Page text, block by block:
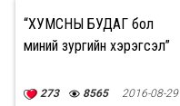
“ХУМСНЫ БУДАГ бол
миний зургийн хэрэгсэл”
273 8565 2016-08-29